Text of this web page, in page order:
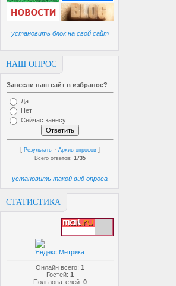
установить блок на свой сайт
НАШ ОПРОС
Занесли наш сайт в избраное?
Да
Нет
Сейчас занесу
[ Результаты · Архив опросов ]
Всего ответов: 1735
установить такой вид опроса
СТАТИСТИКА
Онлайн всего: 1
Гостей: 1
Пользователей: 0